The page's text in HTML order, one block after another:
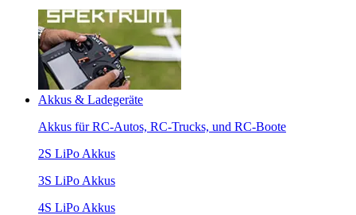
Akkus & Ladegeräte
Akkus für RC-Autos, RC-Trucks, und RC-Boote
2S LiPo Akkus
3S LiPo Akkus
4S LiPo Akkus